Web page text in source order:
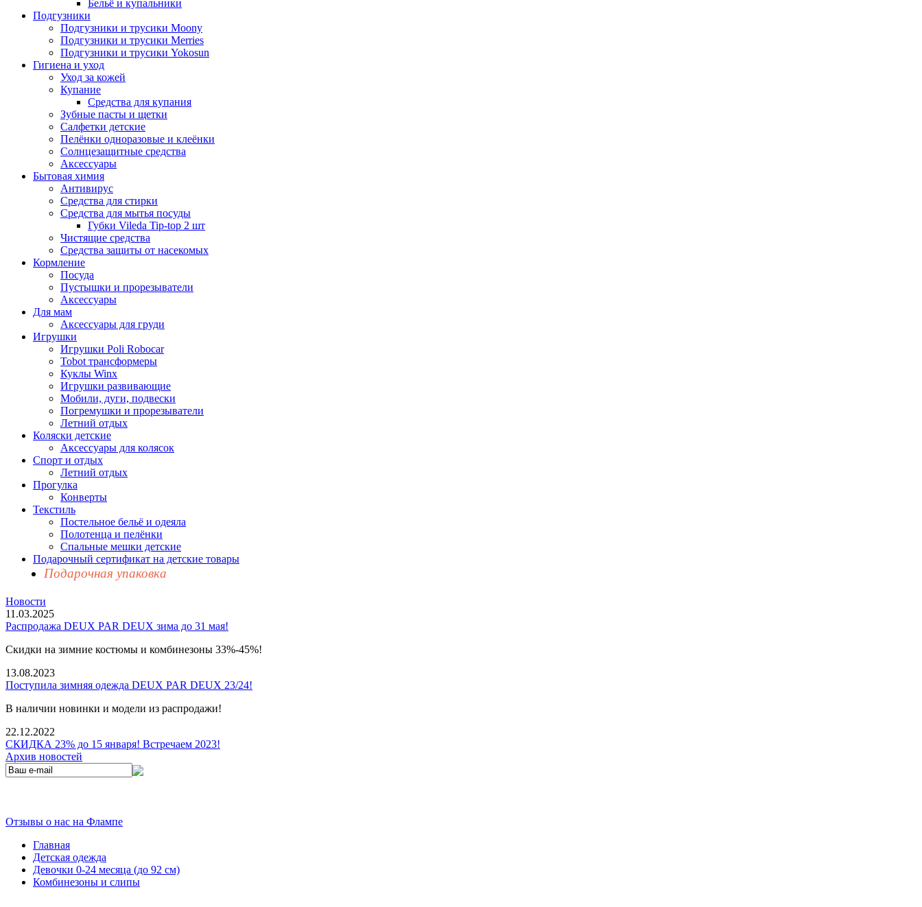
Бельё и купальники
Подгузники
Подгузники и трусики Moony
Подгузники и трусики Merries
Подгузники и трусики Yokosun
Гигиена и уход
Уход за кожей
Купание
Средства для купания
Зубные пасты и щетки
Салфетки детские
Пелёнки одноразовые и клеёнки
Солнцезащитные средства
Аксессуары
Бытовая химия
Антивирус
Средства для стирки
Средства для мытья посуды
Губки Vileda Tip-top 2 шт
Чистящие средства
Средства защиты от насекомых
Кормление
Посуда
Пустышки и прорезыватели
Аксессуары
Для мам
Аксессуары для груди
Игрушки
Игрушки Poli Robocar
Tobot трансформеры
Куклы Winx
Игрушки развивающие
Мобили, дуги, подвески
Погремушки и прорезыватели
Летний отдых
Коляски детские
Аксессуары для колясок
Спорт и отдых
Летний отдых
Прогулка
Конверты
Текстиль
Постельное бельё и одеяла
Полотенца и пелёнки
Спальные мешки детские
Подарочный сертификат на детские товары
Подарочная упаковка
Новости
11.03.2025
Распродажа DEUX PAR DEUX зима до 31 мая!
Скидки на зимние костюмы и комбинезоны 33%-45%!
13.08.2023
Поступила зимняя одежда DEUX PAR DEUX 23/24!
В наличии новинки и модели из распродажи!
22.12.2022
СКИДКА 23% до 15 января! Встречаем 2023!
Архив новостей
Отзывы о нас на Флампе
Главная
Детская одежда
Девочки 0-24 месяца (до 92 см)
Комбинезоны и слипы